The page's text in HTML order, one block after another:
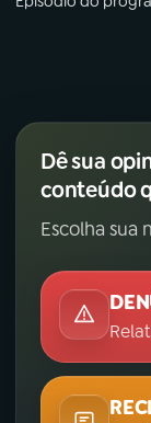
Dê sua
conteúdo
Escolha sua